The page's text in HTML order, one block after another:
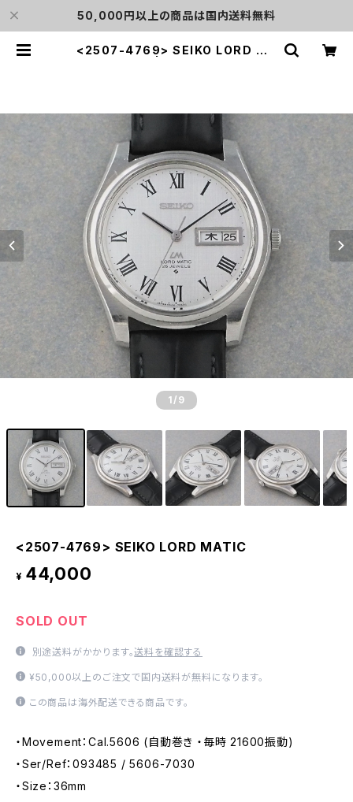
50,000円以上の商品は国内送料無料
<2507-4769> SEIKO LORD MA
1 /9
<2507-4769> SEIKO LORD MATIC
¥ 44,000
SOLD OUT
別途送料がかかります。送料を確認する
¥50,000以上のご注文で国内送料が無料になります。
この商品は海外配送できる商品です。
・Movement：Cal.5606 (自動巻き ・毎時 21600振動)
・Ser/Ref：093485 / 5606-7030
・Size：36mm